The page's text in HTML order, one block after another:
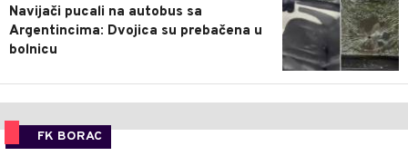
Navijači pucali na autobus sa
Argentincima: Dvojica su prebačena u
bolnicu
FK BORAC